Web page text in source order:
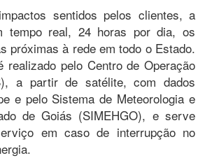
sentidos pelos clientes, a
tempo real, 24 horas por dia, os
próximas à rede em todo o Estado.
realizado pelo Centro de Operação
a partir de satélite, com dados
e pelo Sistema de Meteorologia e
de Goiás (SIMEHGO), e serve
em caso de interrupção no